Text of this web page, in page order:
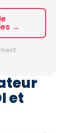
→
et